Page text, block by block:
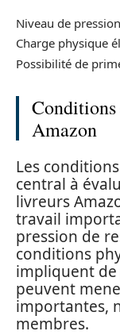
Niveau de
Charge physique
Possibilité de
Amazon
Les
central à
livreurs
travail
pression de
conditions
impliquent
peuvent
importantes,
membres.